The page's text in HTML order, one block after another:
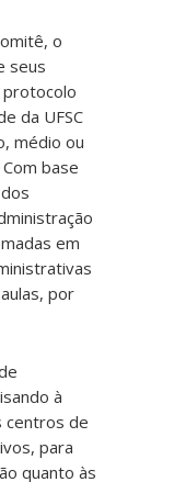
o
seus
protocolo
da UFSC
médio ou
base
em
por
à
centros de
para
quanto às